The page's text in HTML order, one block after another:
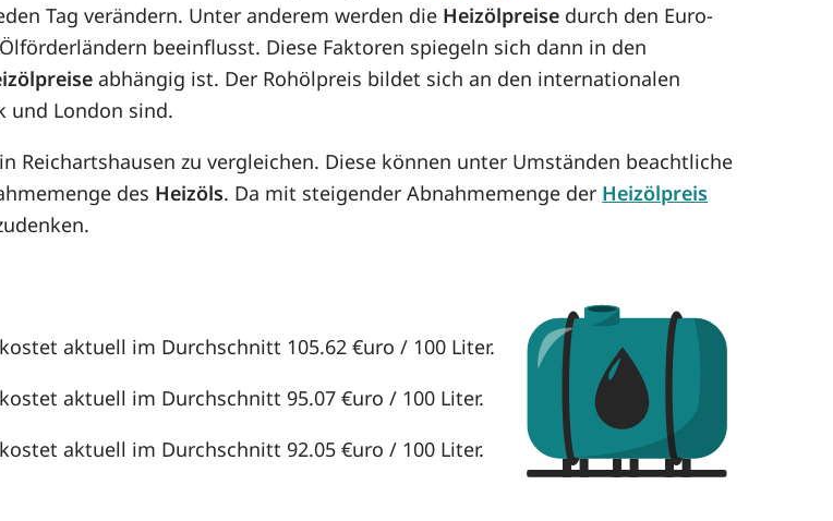
Tag verändern. Unter anderem werden die Heizölpreise durch den Euro-
beeinflusst. Diese Faktoren spiegeln sich dann in den
abhängig ist. Der Rohölpreis bildet sich an den internationalen
und London sind.
in Reichartshausen zu vergleichen. Diese können unter Umständen beachtliche
des Heizöls. Da mit steigender Abnahmemenge der Heizölpreis
aktuell im Durchschnitt 105.62 €uro / 100 Liter.
aktuell im Durchschnitt 95.07 €uro / 100 Liter.
aktuell im Durchschnitt 92.05 €uro / 100 Liter.